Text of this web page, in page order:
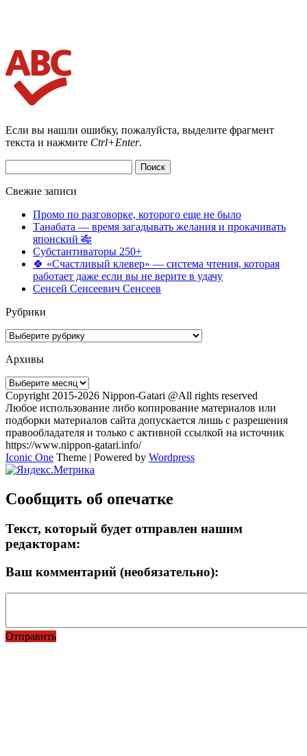
Если вы нашли ошибку, пожалуйста, выделите фрагмент
текста и нажмите Ctrl+Enter.
Свежие записи
Промо по разговорке, которого еще не было
Танабата — время загадывать желания и прокачивать
японский 🎋
Субстантиваторы 250+
🍀 «Счастливый клевер» — система чтения, которая
работает даже если вы не верите в удачу
Сенсей Сенсеевич Сенсеев
Рубрики
Рубрики
Архивы
Архивы
Copyright 2015-2026 Nippon-Gatari @All rights reserved
Любое использование либо копирование материалов или
подборки материалов сайта допускается лишь с разрешения
правообладателя и только с активной ссылкой на источник
https://www.nippon-gatari.info/
Iconic One Theme | Powered by Wordpress
Сообщить об опечатке
Текст, который будет отправлен нашим
редакторам:
Ваш комментарий (необязательно):
Отправить